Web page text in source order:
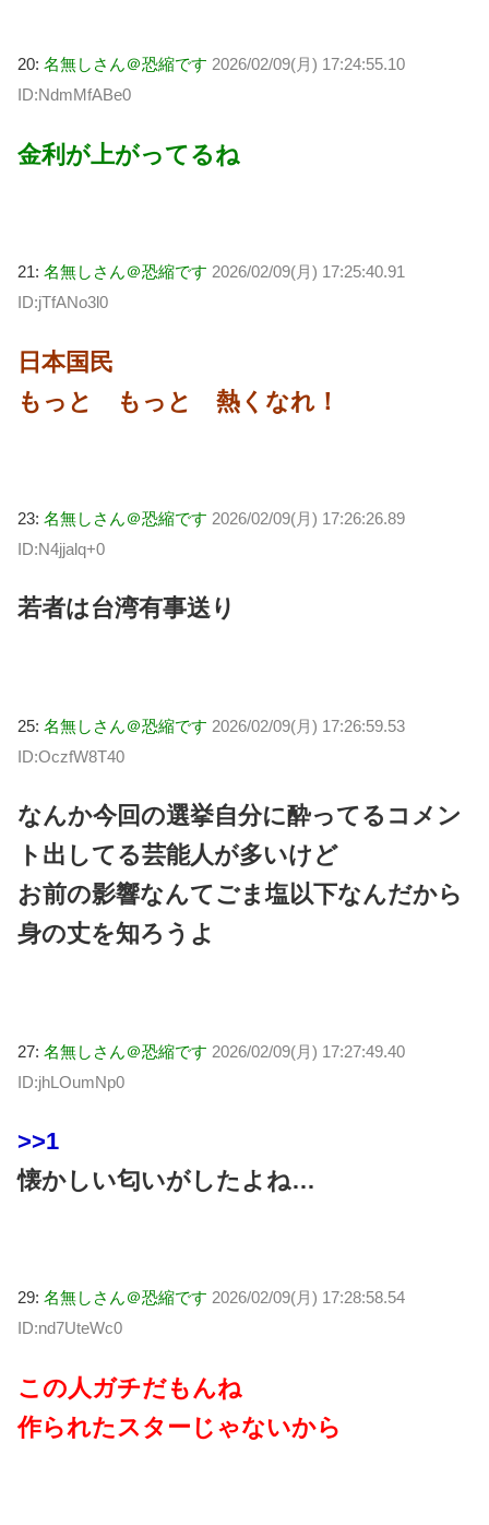
20: 名無しさん＠恐縮です 2026/02/09(月) 17:24:55.10
ID:NdmMfABe0
金利が上がってるね
21: 名無しさん＠恐縮です 2026/02/09(月) 17:25:40.91
ID:jTfANo3l0
日本国民
もっと もっと 熱くなれ！
23: 名無しさん＠恐縮です 2026/02/09(月) 17:26:26.89
ID:N4jjalq+0
若者は台湾有事送り
25: 名無しさん＠恐縮です 2026/02/09(月) 17:26:59.53
ID:OczfW8T40
なんか今回の選挙自分に酔ってるコメン
ト出してる芸能人が多いけど
お前の影響なんてごま塩以下なんだから
身の丈を知ろうよ
27: 名無しさん＠恐縮です 2026/02/09(月) 17:27:49.40
ID:jhLOumNp0
>>1
懐かしい匂いがしたよね…
29: 名無しさん＠恐縮です 2026/02/09(月) 17:28:58.54
ID:nd7UteWc0
この人ガチだもんね
作られたスターじゃないから